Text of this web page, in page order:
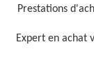
Prestations
Expert en achat